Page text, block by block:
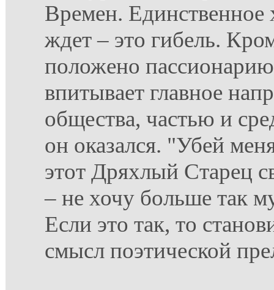
Времен. Единственное
ждет – это гибель.
положено
впитывает главное
общества, частью и
он оказался. "Убей
этот Дряхлый Старец
– не хочу больше так
Если это так, то
смысл поэтической